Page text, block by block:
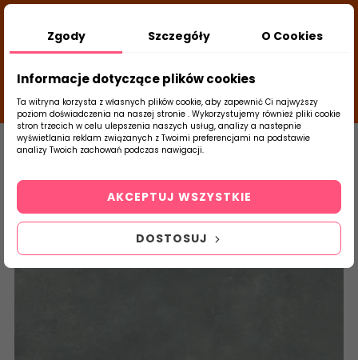
TUBADZIN- DODAJ PRODUKT DO KOSZYKA, UŻYJ
Strona Główna Salon / Taras Tubądzin
Zgody Szczegóły O Cookies
Informacje dotyczące plików cookies
Ta witryna korzysta z własnych plików cookie, aby zapewnić Ci najwyższy
poziom doświadczenia na naszej stronie . Wykorzystujemy również pliki cookie
stron trzecich w celu ulepszenia naszych usług, analizy a nastepnie
wyświetlania reklam związanych z Twoimi preferencjami na podstawie
analizy Twoich zachowań podczas nawigacji.
DOSTOSUJ
AKCEPTUJ WSZYSTKIE